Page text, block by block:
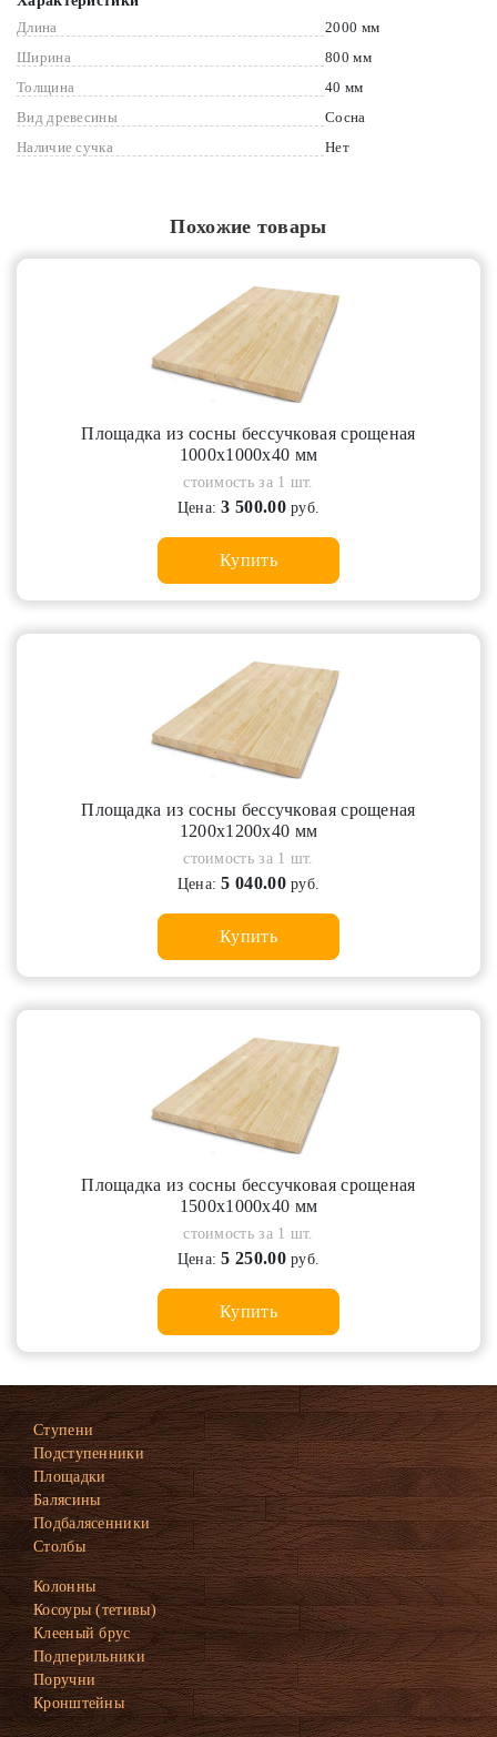
Длина
2000 мм
Ширина
800 мм
Толщина
40 мм
Вид древесины
Сосна
Наличие сучка
Нет
Похожие товары
Площадка из сосны бессучковая срощеная
1000х1000х40 мм
стоимость за 1 шт.
Цена:3 500.00руб.
Купить
Площадка из сосны бессучковая срощеная
1200х1200х40 мм
стоимость за 1 шт.
Цена:5 040.00руб.
Купить
Площадка из сосны бессучковая срощеная
1500х1000х40 мм
стоимость за 1 шт.
Цена:5 250.00руб.
Купить
Ступени
Подступенники
Площадки
Балясины
Подбалясенники
Столбы
Колонны
Косоуры (тетивы)
Клееный брус
Подперильники
Поручни
Кронштейны